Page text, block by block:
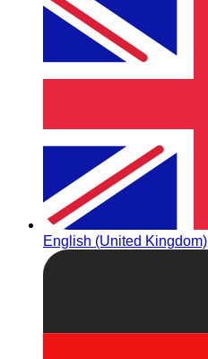
English (United Kingdom)